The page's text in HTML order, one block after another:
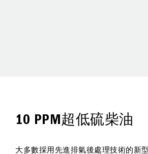
10 PPM超低硫柴油
大多數採用先進排氣後處理技術的新